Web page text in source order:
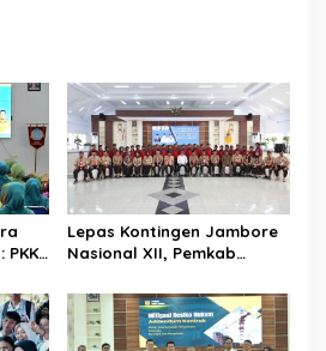
PKK
Lepas Kontingen Jambore
Nasional XII, Pemkab
Pramuka Jadi Duta
Karakter dan Kebanggaan
Daerah